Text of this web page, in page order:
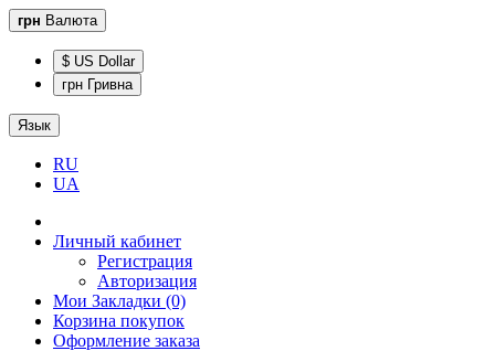
грн Валюта
$ US Dollar
грн Гривна
Язык
RU
UA
Личный кабинет
Регистрация
Авторизация
Мои Закладки (0)
Корзина покупок
Оформление заказа